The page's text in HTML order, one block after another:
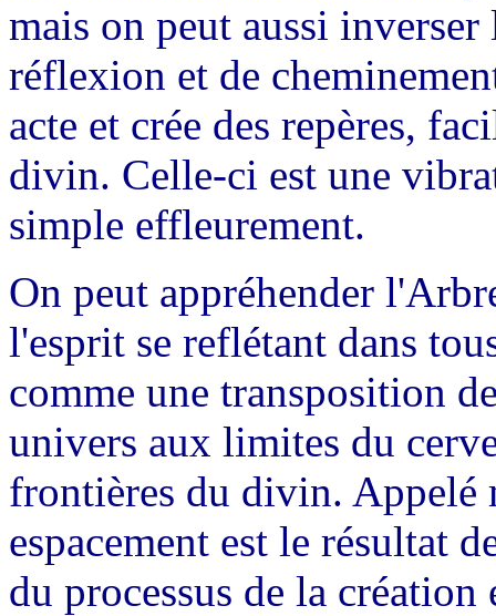
mais on peut aussi
réflexion et de
acte et crée des repères,
divin. Celle-ci est une
simple effleurement.
On peut appréhender
l'esprit se reflétant dans
comme une transposition
univers aux limites du
frontières du divin. Appelé
espacement est le résultat
du processus de la